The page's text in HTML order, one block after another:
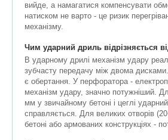
вийде, а намагатися компенсувати
натиском не варто - це ризик
механізму.
Чим ударний дриль відрізняється
В ударному дрилі механізм удару
зубчасту передачу між двома
є обертання. У перфоратора -
механізм удару, значно потужніший.
мм у звичайному бетоні і цеглі
справляється. Для великих отворів
бетоні або армованих конструкціях -